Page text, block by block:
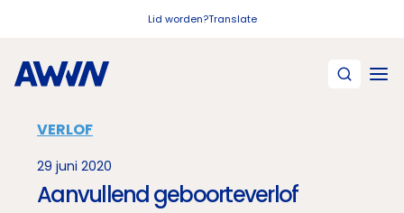
Lid worden?Translate
VERLOF
29 juni 2020
Aanvullend geboorteverlof